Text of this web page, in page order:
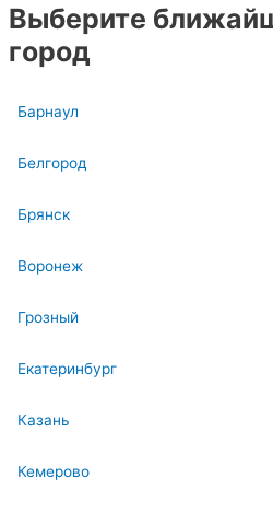
Выберите
город
Барнаул
Белгород
Брянск
Воронеж
Грозный
Екатеринбург
Казань
Кемерово